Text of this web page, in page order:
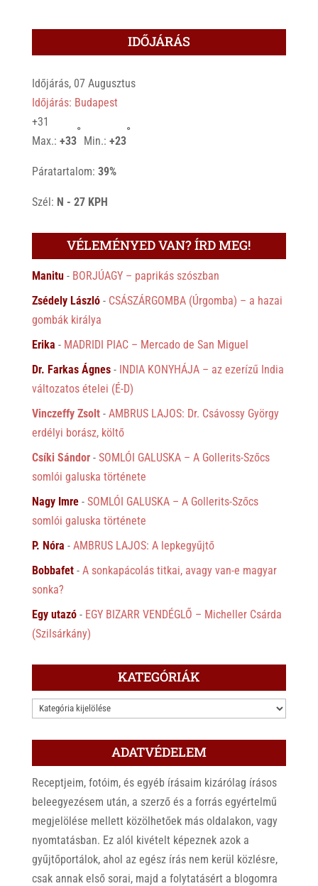
IDŐJÁRÁS
Időjárás, 07 Augusztus
Időjárás: Budapest
+31
Max.: +33
°
Min.: +23
°
Páratartalom: 39%
Szél: N - 27 KPH
VÉLEMÉNYED VAN? ÍRD MEG!
Manitu- BORJÚAGY – paprikás szószban
Zsédely László- CSÁSZÁRGOMBA (Úrgomba) – a hazai
gombák királya
Erika - MADRIDI PIAC – Mercado de San Miguel
Dr. Farkas Ágnes- INDIA KONYHÁJA – az ezerízű India
változatos ételei (É-D)
Vinczeffy Zsolt- AMBRUS LAJOS: Dr. Csávossy György
erdélyi borász, költő
Csíki Sándor- SOMLÓI GALUSKA – A Gollerits-Szőcs
somlói galuska története
Nagy Imre- SOMLÓI GALUSKA – A Gollerits-Szőcs
somlói galuska története
P. Nóra - AMBRUS LAJOS: A lepkegyűjtő
Bobbafet- A sonkapácolás titkai, avagy van-e magyar
sonka?
Egy utazó- EGY BIZARR VENDÉGLŐ – Micheller Csárda
(Szilsárkány)
KATEGÓRIÁK
KATEGÓRIÁK
ADATVÉDELEM
Receptjeim, fotóim, és egyéb írásaim kizárólag írásos
beleegyezésem után, a szerző és a forrás egyértelmű
megjelölése mellett közölhetőek más oldalakon, vagy
nyomtatásban. Ez alól kivételt képeznek azok a
gyűjtőportálok, ahol az egész írás nem kerül közlésre,
csak annak első sorai, majd a folytatásért a blogomra